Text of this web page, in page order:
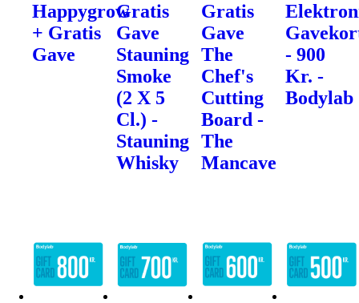
Happygrow
+ Gratis
Gave
Gratis
Gave
Stauning
Smoke
(2 X 5
Cl.) -
Stauning
Whisky
Gratis
Gave
The
Chef's
Cutting
Board -
The
Mancave
- 900
Kr. -
Bodylab